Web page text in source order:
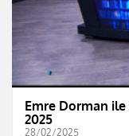
Emre Dorman
2025
28/02/2025